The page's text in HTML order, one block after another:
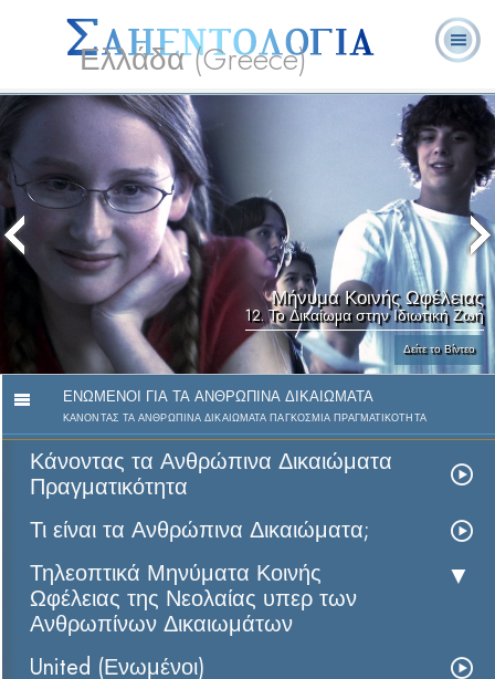
Ελλάδα (Greece)
Λ. Ρον
Τι είναι η
Σαηεντολογία;
Συχνές Ερωτήσεις
και Απαντήσεις
Βιβλία
Μήνυμα Κοινής Ωφέλειας
12. Το Δικαίωµα στην Ιδιωτική Ζωή
Δείτε το Βίντεο
ΕΝΩΜΕΝΟΙ ΓΙΑ ΤΑ ΑΝΘΡΩΠΙΝΑ ΔΙΚΑΙΩΜΑΤΑ
ΚΑΝΟΝΤΑΣ ΤΑ ΑΝΘΡΩΠΙΝΑ ΔΙΚΑΙΩΜΑΤΑ ΠΑΓΚΟΣΜΙΑ ΠΡΑΓΜΑΤΙΚΟΤΗΤΑ
Κάνοντας τα Ανθρώπινα Δικαιώματα
Πραγματικότητα
Τι είναι τα Ανθρώπινα Δικαιώματα;
Τηλεοπτικά Μηνύματα Κοινής
Ωφέλειας της Νεολαίας υπερ των
Ανθρωπίνων Δικαιωμάτων
United (Ενωμένοι)